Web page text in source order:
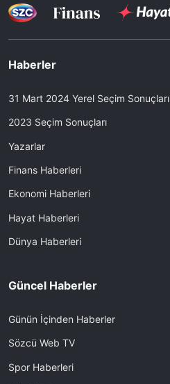
Haberler
31 Mart 2024 Yerel Seçim Sonuçları
2023 Seçim Sonuçları
Yazarlar
Finans Haberleri
Ekonomi Haberleri
Hayat Haberleri
Dünya Haberleri
Güncel Haberler
Günün İçinden Haberler
Sözcü Web TV
Spor Haberleri